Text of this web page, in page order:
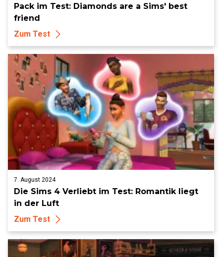
Pack im Test: Diamonds are a Sims' best
friend
Zum Test
7. August 2024
Die Sims 4 Verliebt im Test: Romantik liegt
in der Luft
Zum Test